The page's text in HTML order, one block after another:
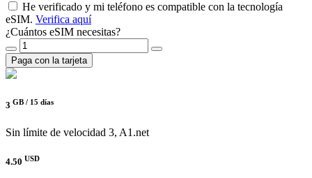
He verificado y mi teléfono es compatible con la tecnología
eSIM. Verifica aquí
¿Cuántos eSIM necesitas?
Paga con la tarjeta
3 GB / 15 días
Sin límite de velocidad 3, A1.net
4.50 USD